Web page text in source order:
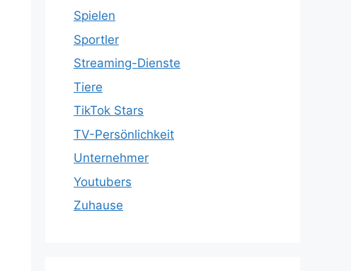
Spielen
Sportler
Streaming-Dienste
Tiere
TikTok Stars
TV-Persönlichkeit
Unternehmer
Youtubers
Zuhause